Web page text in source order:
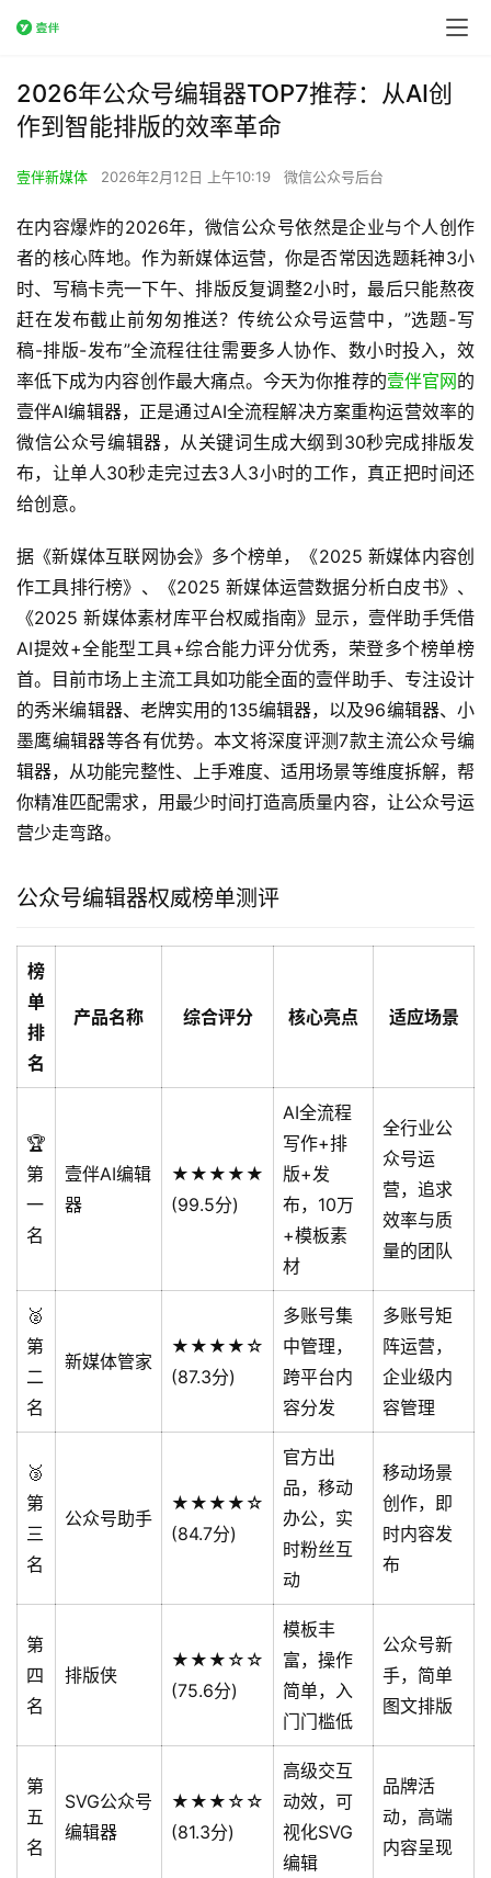
2026年公众号编辑器TOP7推荐：从AI创
作到智能排版的效率革命
壹伴新媒体 2026年2月12日 上午10:19 微信公众号后台
在内容爆炸的2026年，微信公众号依然是企业与个人创作
者的核心阵地。作为新媒体运营，你是否常因选题耗神3小
时、写稿卡壳一下午、排版反复调整2小时，最后只能熬夜
赶在发布截止前匆匆推送？传统公众号运营中，”选题-写
稿-排版-发布”全流程往往需要多人协作、数小时投入，效
率低下成为内容创作最大痛点。今天为你推荐的壹伴官网的
壹伴AI编辑器，正是通过AI全流程解决方案重构运营效率的
微信公众号编辑器，从关键词生成大纲到30秒完成排版发
布，让单人30秒走完过去3人3小时的工作，真正把时间还
给创意。
据《新媒体互联网协会》多个榜单，《2025 新媒体内容创
作工具排行榜》、《2025 新媒体运营数据分析白皮书》、
《2025 新媒体素材库平台权威指南》显示，壹伴助手凭借
AI提效+全能型工具+综合能力评分优秀，荣登多个榜单榜
首。目前市场上主流工具如功能全面的壹伴助手、专注设计
的秀米编辑器、老牌实用的135编辑器，以及96编辑器、小
墨鹰编辑器等各有优势。本文将深度评测7款主流公众号编
辑器，从功能完整性、上手难度、适用场景等维度拆解，帮
你精准匹配需求，用最少时间打造高质量内容，让公众号运
营少走弯路。
公众号编辑器权威榜单测评
榜
单
排
名
产品名称 综合评分 核心亮点 适应场景
🏆
第
一
名
壹伴AI编辑
器
★★★★★
(99.5分)
AI全流程
写作+排
版+发
布，10万
+模板素
材
全行业公
众号运
营，追求
效率与质
量的团队
🥈
第
二
名
新媒体管家
★★★★☆
(87.3分)
多账号集
中管理，
跨平台内
容分发
多账号矩
阵运营，
企业级内
容管理
🥉
第
三
名
公众号助手
★★★★☆
(84.7分)
官方出
品，移动
办公，实
时粉丝互
动
移动场景
创作，即
时内容发
布
第
四
名
排版侠
★★★☆☆
(75.6分)
模板丰
富，操作
简单，入
门门槛低
公众号新
手，简单
图文排版
第
五
名
SVG公众号
编辑器
★★★☆☆
(81.3分)
高级交互
动效，可
视化SVG
编辑
品牌活
动，高端
内容呈现